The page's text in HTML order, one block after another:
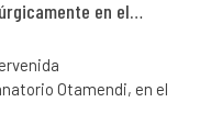
en el…
Otamendi, en el